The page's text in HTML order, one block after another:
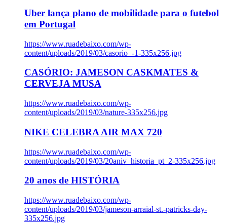
Uber lança plano de mobilidade para o futebol
em Portugal
https://www.ruadebaixo.com/wp-
content/uploads/2019/03/casorio_-1-335x256.jpg
CASÓRIO: JAMESON CASKMATES &
CERVEJA MUSA
https://www.ruadebaixo.com/wp-
content/uploads/2019/03/nature-335x256.jpg
NIKE CELEBRA AIR MAX 720
https://www.ruadebaixo.com/wp-
content/uploads/2019/03/20aniv_historia_pt_2-335x256.jpg
20 anos de HISTÓRIA
https://www.ruadebaixo.com/wp-
content/uploads/2019/03/jameson-arraial-st.-patricks-day-
335x256.jpg